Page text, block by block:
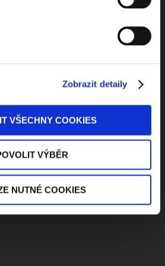
Zobrazit detaily
VŠECHNY COOKIES
VÝBĚR
NUTNÉ COOKIES
pravidelný měsíční souhrn
obsahu.
zpracování osobních údajů